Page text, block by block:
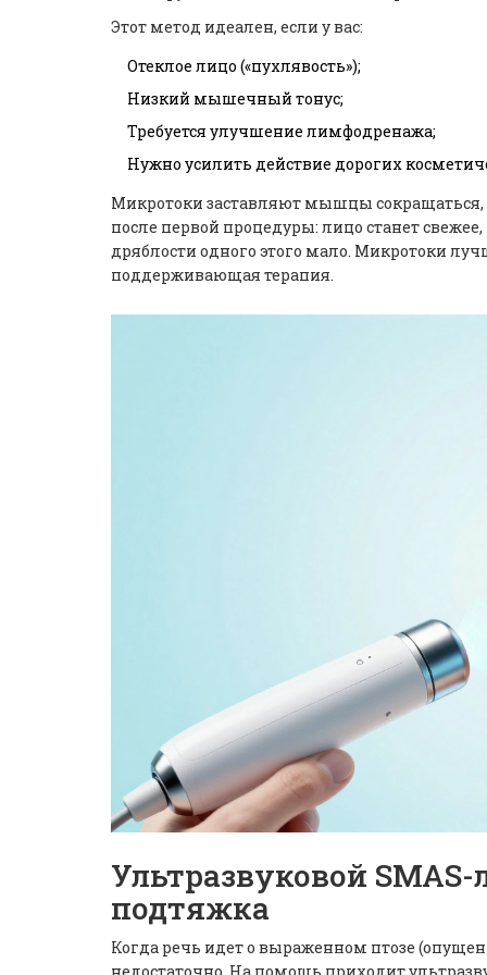
Этот метод идеален, если у вас:
Отеклое лицо («пухлявость»);
Низкий мышечный тонус;
Требуется улучшение лимфодренажа;
Нужно усилить действие дорогих
Микротоки заставляют мышцы сокращаться,
после первой процедуры: лицо станет
дряблости одного этого мало. Микротоки
поддерживающая терапия.
Ультразвуковой
подтяжка
Когда речь идет о выраженном птозе